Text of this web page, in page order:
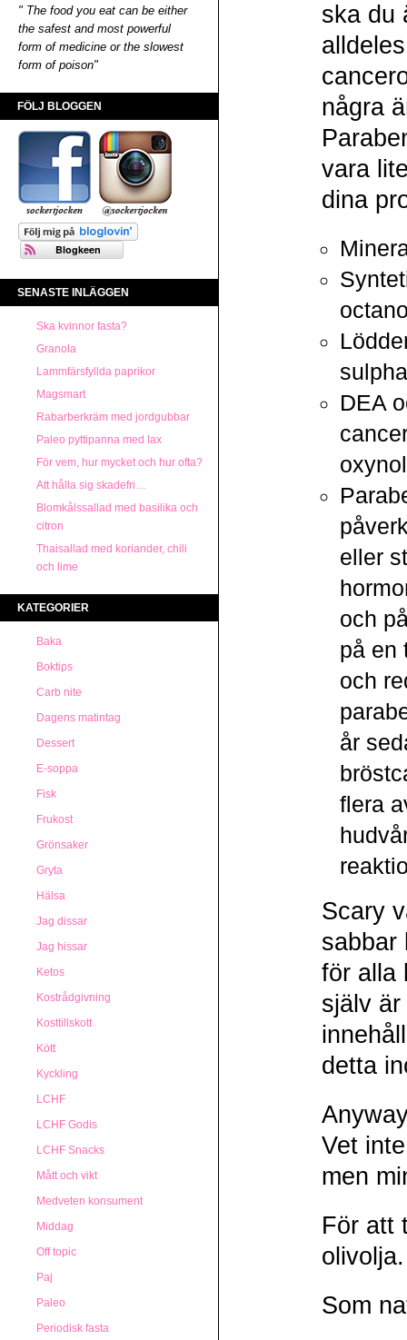
" The food you eat can be either
the safest and most powerful
form of medicine or the slowest
form of poison"
FÖLJ BLOGGEN
SENASTE INLÄGGEN
Ska kvinnor fasta?
Granola
Lammfärsfyllda paprikor
Magsmart
Rabarberkräm med jordgubbar
Paleo pyttipanna med lax
För vem, hur mycket och hur ofta?
Att hålla sig skadefri…
Blomkålssallad med basilika och
citron
Thaisallad med koriander, chili
och lime
KATEGORIER
Baka
Boktips
Carb nite
Dagens matintag
Dessert
E-soppa
Fisk
Frukost
Grönsaker
Gryta
Hälsa
Jag dissar
Jag hissar
Ketos
Kostrådgivning
Kosttillskott
Kött
Kyckling
LCHF
LCHF Godis
LCHF Snacks
Mått och vikt
Medveten konsument
Middag
Off topic
Paj
Paleo
Periodisk fasta
ska du
några
vara
dina
DEA
eller
och
på en
och
år
flera
Scary
sabbar
för alla
själv
detta
Vet
men
För att
Som